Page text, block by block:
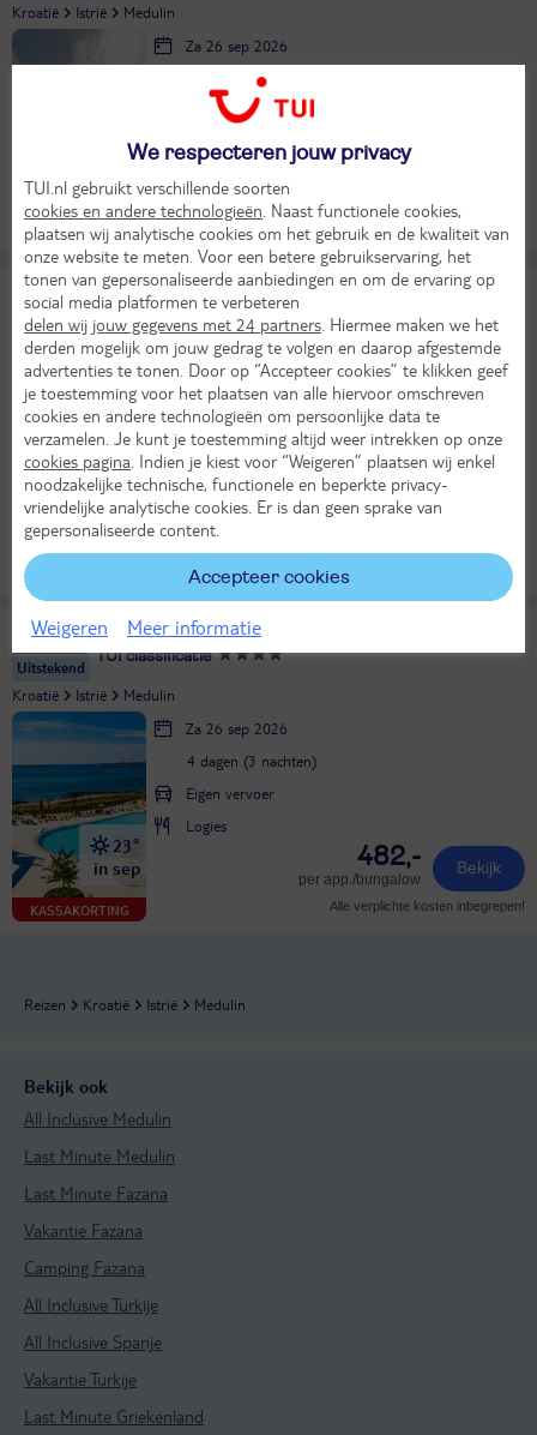
Kroatië Istrië Medulin
KASSAKORTING
23°
in sep
Za 26 sep 2026
4 dagen (3 nachten)
Eigen vervoer
Logies ontbijt
Alle verplichte kosten inbegrepen!
7,8
Heel goed
TUI BLUE Medulin
TUI classificatie Hotel
Kroatië Istrië Medulin
27°
in aug
Di 18 aug 2026
6 dagen (5 nachten)
Eigen vervoer
All Inclusive
1037,-
Alle verplichte kosten inbegrepen!
10
Uitstekend
Arena Grand Kazela
TUI classificatie
Kroatië Istrië Medulin
KASSAKORTING
23°
in sep
Za 26 sep 2026
4 dagen (3 nachten)
Eigen vervoer
Logies
482,-
per app./bungalow
Bekijk
Alle verplichte kosten inbegrepen!
Reizen Kroatië Istrië Medulin
Bekijk ook
All Inclusive Medulin
Last Minute Medulin
Last Minute Fazana
Vakantie Fazana
Camping Fazana
All Inclusive Turkije
All Inclusive Spanje
Vakantie Turkije
Last Minute Griekenland
We respecteren jouw privacy
TUI.nl gebruikt verschillende soorten
cookies en andere technologieën . Naast functionele cookies,
plaatsen wij analytische cookies om het gebruik en de kwaliteit van
onze website te meten. Voor een betere gebruikservaring, het
tonen van gepersonaliseerde aanbiedingen en om de ervaring op
social media platformen te verbeteren
delen wij jouw gegevens met 24 partners . Hiermee maken we het
derden mogelijk om jouw gedrag te volgen en daarop afgestemde
advertenties te tonen. Door op “Accepteer cookies” te klikken geef
je toestemming voor het plaatsen van alle hiervoor omschreven
cookies en andere technologieën om persoonlijke data te
verzamelen. Je kunt je toestemming altijd weer intrekken op onze
cookies pagina . Indien je kiest voor “Weigeren” plaatsen wij enkel
noodzakelijke technische, functionele en beperkte privacy-
vriendelijke analytische cookies. Er is dan geen sprake van
gepersonaliseerde content.
Accepteer cookies
Weigeren Meer informatie